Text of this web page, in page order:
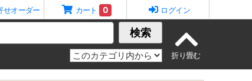
せオーダー カート 0 ログイン
検索